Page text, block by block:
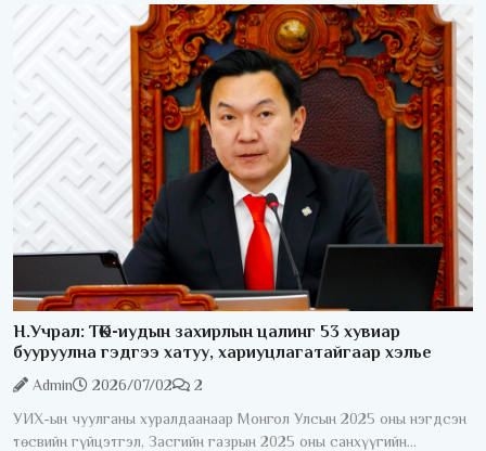
Н.Учрал: ТӨК-иудын захирлын цалинг 53 хувиар
бууруулна гэдгээ хатуу, хариуцлагатайгаар хэлье
Admin 2026/07/02
2
УИХ-ын чуулганы хуралдаанаар Монгол Улсын 2025 оны нэгдсэн
төсвийн гүйцэтгэл, Засгийн газрын 2025 оны санхүүгийн